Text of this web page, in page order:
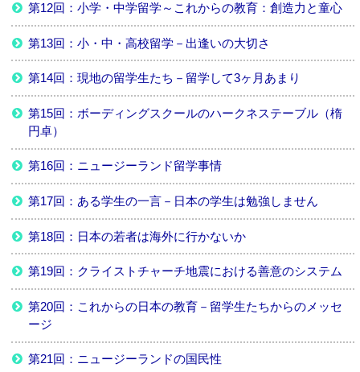
第12回：小学・中学留学～これからの教育：創造力と童心
第13回：小・中・高校留学－出逢いの大切さ
第14回：現地の留学生たち－留学して3ヶ月あまり
第15回：ボーディングスクールのハークネステーブル（楕
円卓）
第16回：ニュージーランド留学事情
第17回：ある学生の一言－日本の学生は勉強しません
第18回：日本の若者は海外に行かないか
第19回：クライストチャーチ地震における善意のシステム
第20回：これからの日本の教育－留学生たちからのメッセ
ージ
第21回：ニュージーランドの国民性